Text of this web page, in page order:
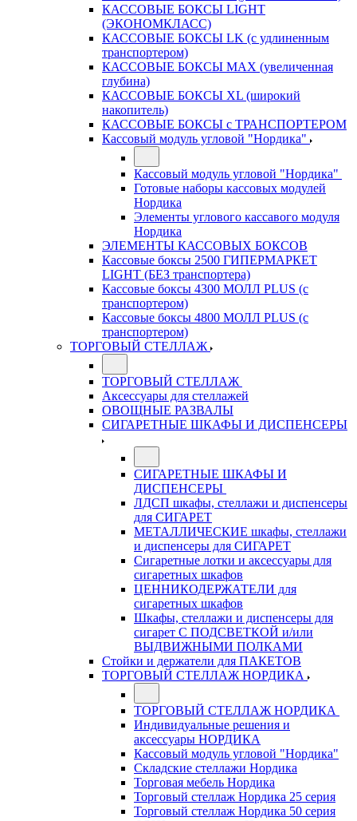
КАССОВЫЕ БОКСЫ LIGHT
(ЭКОНОМКЛАСС)
КАССОВЫЕ БОКСЫ LK (с удлиненным
транспортером)
КАССОВЫЕ БОКСЫ MAX (увеличенная
глубина)
КАССОВЫЕ БОКСЫ XL (широкий
накопитель)
КАССОВЫЕ БОКСЫ с ТРАНСПОРТЕРОМ
Кассовый модуль угловой "Нордика"
Кассовый модуль угловой "Нордика"
Готовые наборы кассовых модулей
Нордика
Элементы углового кассавого модуля
Нордика
ЭЛЕМЕНТЫ КАССОВЫХ БОКСОВ
Кассовые боксы 2500 ГИПЕРМАРКЕТ
LIGHT (БЕЗ транспортера)
Кассовые боксы 4300 МОЛЛ PLUS (с
транспортером)
Кассовые боксы 4800 МОЛЛ PLUS (с
транспортером)
ТОРГОВЫЙ СТЕЛЛАЖ
ТОРГОВЫЙ СТЕЛЛАЖ
Аксессуары для стеллажей
ОВОЩНЫЕ РАЗВАЛЫ
СИГАРЕТНЫЕ ШКАФЫ И ДИСПЕНСЕРЫ
СИГАРЕТНЫЕ ШКАФЫ И
ДИСПЕНСЕРЫ
ЛДСП шкафы, стеллажи и диспенсеры
для СИГАРЕТ
МЕТАЛЛИЧЕСКИЕ шкафы, стеллажи
и диспенсеры для СИГАРЕТ
Сигаретные лотки и аксессуары для
сигаретных шкафов
ЦЕННИКОДЕРЖАТЕЛИ для
сигаретных шкафов
Шкафы, стеллажи и диспенсеры для
сигарет С ПОДСВЕТКОЙ и/или
ВЫДВИЖНЫМИ ПОЛКАМИ
Стойки и держатели для ПАКЕТОВ
ТОРГОВЫЙ СТЕЛЛАЖ НОРДИКА
ТОРГОВЫЙ СТЕЛЛАЖ НОРДИКА
Индивидуальные решения и
аксессуары НОРДИКА
Кассовый модуль угловой "Нордика"
Складские стеллажи Нордика
Торговая мебель Нордика
Торговый стеллаж Нордика 25 серия
Торговый стеллаж Нордика 50 серия